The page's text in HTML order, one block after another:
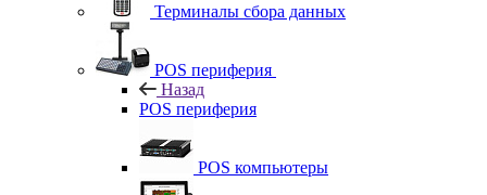
Терминалы сбора данных
POS периферия
Назад
POS периферия
POS компьютеры